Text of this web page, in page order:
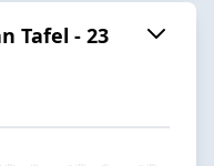
Tafel - 23